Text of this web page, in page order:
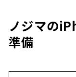
ノジマの
準備